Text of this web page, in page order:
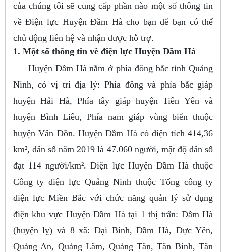
của chúng tôi sẽ cung cấp phần nào một số thông tin
về Điện lực Huyện Đầm Hà cho bạn để bạn có thể
chủ động liên hệ và nhận được hỗ trợ.
1. Một số thông tin về điện lực Huyện Đầm Hà
Huyện Đầm Hà nằm ở phía đông bắc tỉnh Quảng
Ninh, có vị trí địa lý: Phía đông và phía bắc giáp
huyện Hải Hà, Phía tây giáp huyện Tiên Yên và
huyện Bình Liêu, Phía nam giáp vùng biển thuộc
huyện Vân Đồn. Huyện Đầm Hà có diện tích 414,36
km², dân số năm 2019 là 47.060 người, mật độ dân số
đạt 114 người/km². Điện lực Huyện Đầm Hà thuộc
Công ty điện lực Quảng Ninh thuộc Tổng công ty
điện lực Miền Bắc với chức năng quản lý sử dụng
điện khu vực Huyện Đầm Hà tại 1 thị trấn: Đầm Hà
(huyện lỵ) và 8 xã: Đại Bình, Đầm Hà, Dực Yên,
Quảng An, Quảng Lâm, Quảng Tân, Tân Bình, Tân